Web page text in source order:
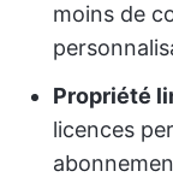
moins de
Propriété
licences